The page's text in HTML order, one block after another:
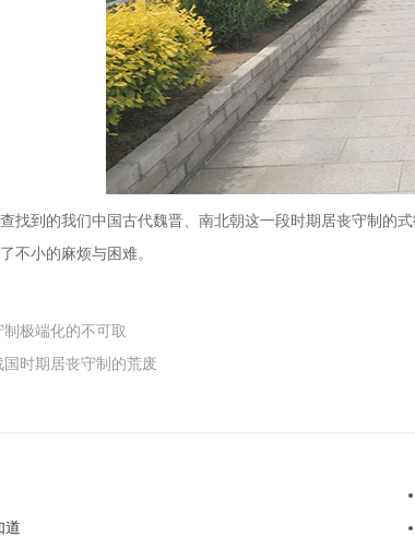
找到的我们中国古代魏晋、南北朝这一段时期居丧守制的
不小的麻烦与困难。
极端化的不可取
时期居丧守制的荒废
道